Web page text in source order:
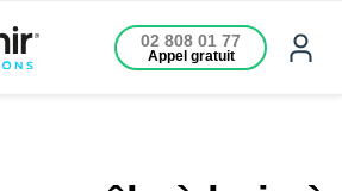
02 808 01 77
Appel gratuit